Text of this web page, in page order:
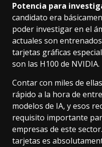
Potencia para
candidato era
poder investigar en el
actuales son
tarjetas gráficas
son las H100 de NVIDIA.
Contar con miles de
rápido a la hora de
modelos de IA, y esos
requisito importante
empresas de este
tarjetas es